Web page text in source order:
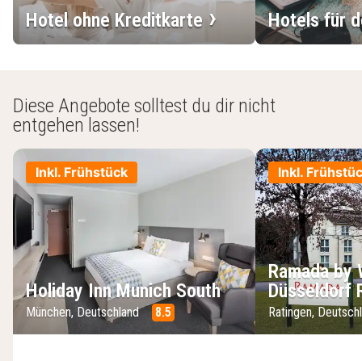
Hotel ohne Kreditkarte Hotels für
Diese Angebote solltest du dir nicht
entgehen lassen!
Inkl. Frühstück
Holiday Inn Munich South
München, Deutschland 8.5
Inkl.
Ramada by
Düsseldorf
Ratingen,